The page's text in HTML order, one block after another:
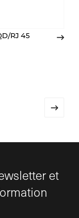
RJ 45
et